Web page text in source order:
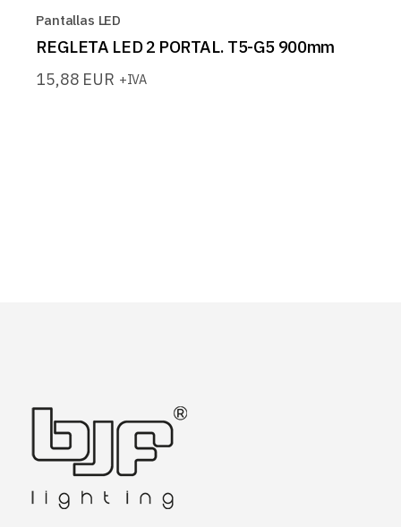
Pantallas LED
REGLETA LED 2 PORTAL. T5-G5 900mm
15,88 EUR +IVA